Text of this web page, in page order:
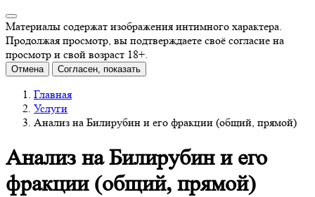
Материалы содержат изображения интимного характера.
Продолжая просмотр, вы подтверждаете своё согласие на
просмотр и свой возраст 18+.
Отмена Согласен, показать
Главная
Услуги
Анализ на Билирубин и его фракции (общий, прямой)
Анализ на Билирубин и его
фракции (общий, прямой)